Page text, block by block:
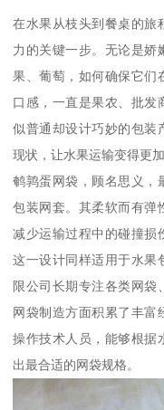
在水果从枝头到餐桌的旅
力的关键一步。无论是娇
果、葡萄，如何确保它们
口感，一直是果农、批发
似普通却设计巧妙的包
现状，让水果运输变得更加
鹌鹑蛋网袋，顾名思义，
包装网套。其柔软而有弹
减少运输过程中的碰撞损
这一设计同样适用于水果
限公司长期专注各类网袋
网袋制造方面积累了丰富
操作技术人员，能够根据
出最合适的网袋规格。